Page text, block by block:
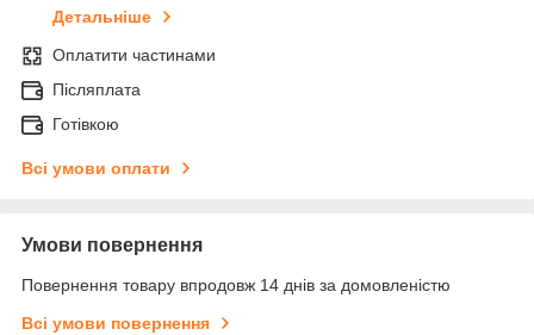
Детальніше
Оплатити частинами
Післяплата
Готівкою
Всі умови оплати
Умови повернення
Повернення товару впродовж 14 днів за домовленістю
Всі умови повернення